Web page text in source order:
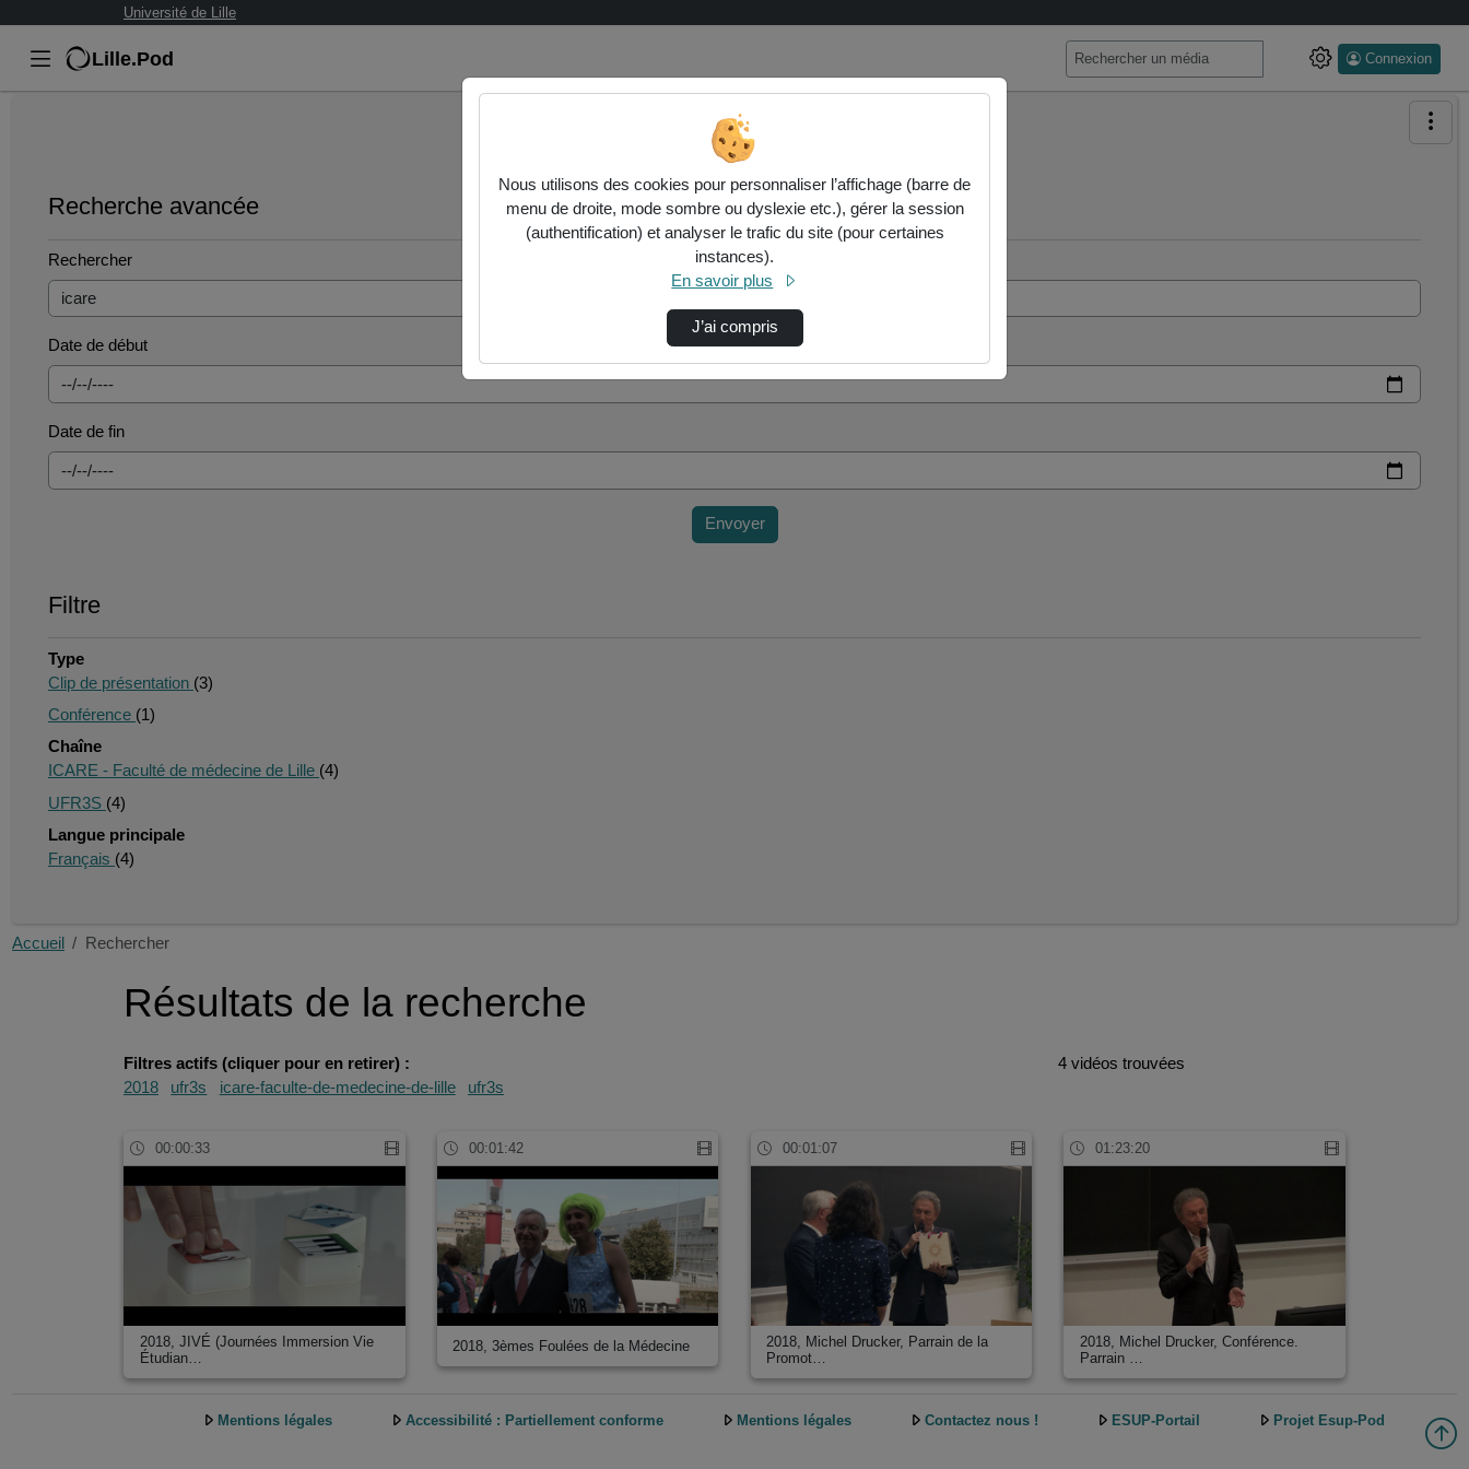
Université de Lille
Lille.Pod Connexion
Recherche avancée
Rechercher
Date de début
Date de fin
Envoyer
Filtre
Type
Clip de présentation (3)
Conférence (1)
Chaîne
ICARE - Faculté de médecine de Lille (4)
UFR3S (4)
Langue principale
Français (4)
Accueil Rechercher
Résultats de la recherche
Filtres actifs (cliquer pour en retirer) :
2018
ufr3s icare-faculte-de-medecine-de-lille ufr3s
4 vidéos trouvées
00:00:33
2018, JIVÉ (Journées Immersion Vie
Étudian…
00:01:42
2018, 3èmes Foulées de la Médecine
00:01:07
2018, Michel Drucker, Parrain de la
Promot…
01:23:20
2018, Michel Drucker, Conférence.
Parrain …
Mentions légales Accessibilité : Partiellement conforme Mentions légales Contactez nous ! ESUP-Portail Projet Esup-Pod
Nous utilisons des cookies pour personnaliser l’affichage (barre de
menu de droite, mode sombre ou dyslexie etc.), gérer la session
(authentification) et analyser le trafic du site (pour certaines
instances).
En savoir plus
J’ai compris